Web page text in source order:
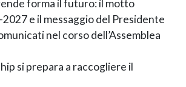
forma il futuro: il motto
2027 e il messaggio del Presidente
nel corso dell’Assemblea
si prepara a raccogliere il